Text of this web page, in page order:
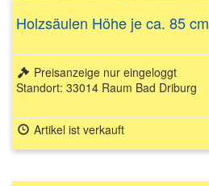
Holzsäulen Höhe je ca. 85 cm
Preisanzeige nur eingeloggt
Standort: 33014 Raum Bad Driburg
Artikel ist verkauft